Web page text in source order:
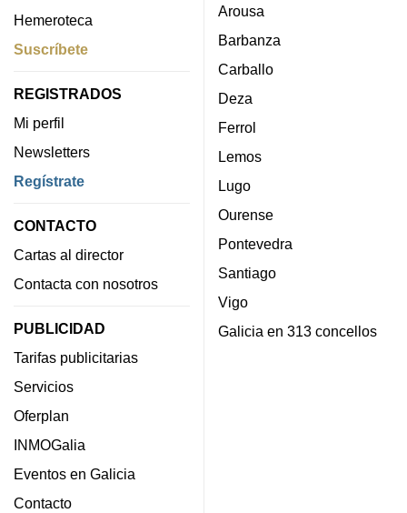
Hemeroteca
Suscríbete
REGISTRADOS
Mi perfil
Newsletters
Regístrate
CONTACTO
Cartas al director
Contacta con nosotros
PUBLICIDAD
Tarifas publicitarias
Servicios
Oferplan
INMOGalia
Eventos en Galicia
Contacto
Arousa
Barbanza
Carballo
Deza
Ferrol
Lemos
Lugo
Ourense
Pontevedra
Santiago
Vigo
Galicia en 313 concellos